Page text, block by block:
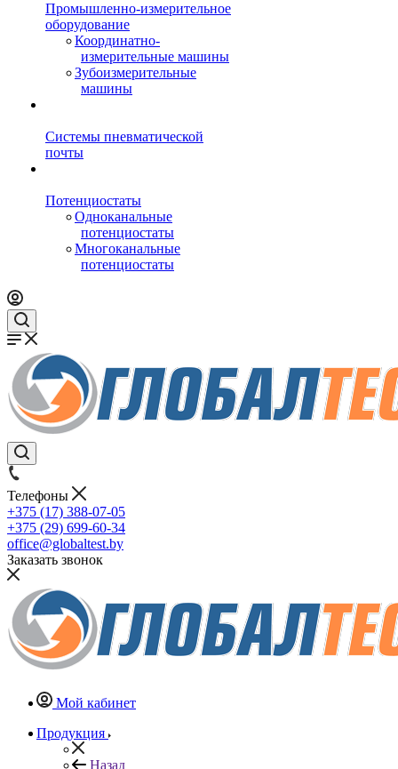
Промышленно-измерительное
оборудование
Координатно-
измерительные машины
Зубоизмерительные
машины
Системы пневматической
почты
Потенциостаты
Одноканальные
потенциостаты
Многоканальные
потенциостаты
Телефоны
+375 (17) 388-07-05
+375 (29) 699-60-34
office@globaltest.by
Заказать звонок
Мой кабинет
Продукция
Назад